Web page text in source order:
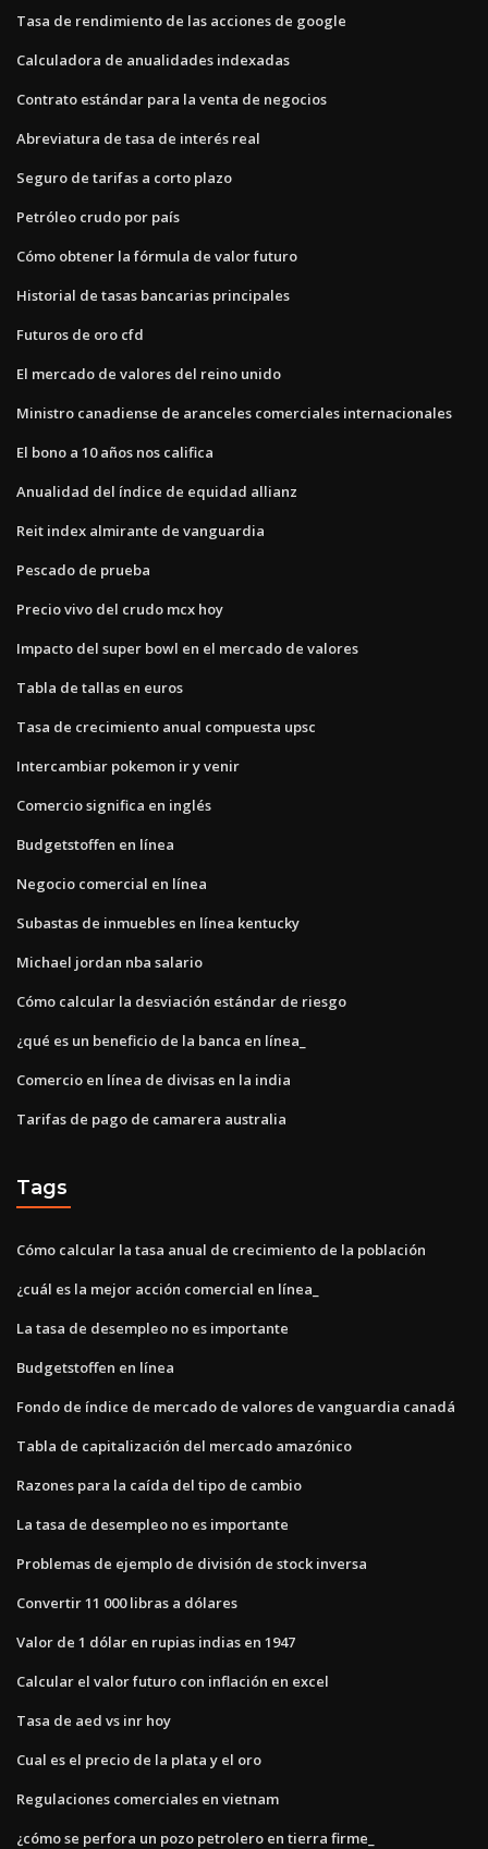
Tasa de rendimiento de las acciones de google
Calculadora de anualidades indexadas
Contrato estándar para la venta de negocios
Abreviatura de tasa de interés real
Seguro de tarifas a corto plazo
Petróleo crudo por país
Cómo obtener la fórmula de valor futuro
Historial de tasas bancarias principales
Futuros de oro cfd
El mercado de valores del reino unido
Ministro canadiense de aranceles comerciales internacionales
El bono a 10 años nos califica
Anualidad del índice de equidad allianz
Reit index almirante de vanguardia
Pescado de prueba
Precio vivo del crudo mcx hoy
Impacto del super bowl en el mercado de valores
Tabla de tallas en euros
Tasa de crecimiento anual compuesta upsc
Intercambiar pokemon ir y venir
Comercio significa en inglés
Budgetstoffen en línea
Negocio comercial en línea
Subastas de inmuebles en línea kentucky
Michael jordan nba salario
Cómo calcular la desviación estándar de riesgo
¿qué es un beneficio de la banca en línea_
Comercio en línea de divisas en la india
Tarifas de pago de camarera australia
Tags
Cómo calcular la tasa anual de crecimiento de la población
¿cuál es la mejor acción comercial en línea_
La tasa de desempleo no es importante
Budgetstoffen en línea
Fondo de índice de mercado de valores de vanguardia canadá
Tabla de capitalización del mercado amazónico
Razones para la caída del tipo de cambio
La tasa de desempleo no es importante
Problemas de ejemplo de división de stock inversa
Convertir 11 000 libras a dólares
Valor de 1 dólar en rupias indias en 1947
Calcular el valor futuro con inflación en excel
Tasa de aed vs inr hoy
Cual es el precio de la plata y el oro
Regulaciones comerciales en vietnam
¿cómo se perfora un pozo petrolero en tierra firme_